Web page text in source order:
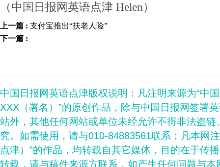
（中国日报网英语点津 Helen）
上一篇 : 支付宝推出“扶老人险”
下一篇 :
中国日报网英语点津版权说明：凡注明来源为“中
XXX（署名）”的原创作品，除与中国日报网签署
站外，其他任何网站或单位未经允许不得非法盗
究。如需使用，请与010-84883561联系；凡本网
点津）”的作品，均转载自其它媒体，目的在于传
转载，请与稿件来源方联系，如产生任何问题与